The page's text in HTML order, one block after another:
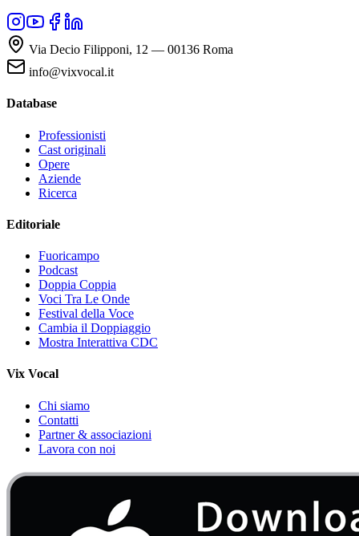
Via Decio Filipponi, 12 — 00136 Roma
info@vixvocal.it
Database
Professionisti
Cast originali
Opere
Aziende
Ricerca
Editoriale
Fuoricampo
Podcast
Doppia Coppia
Voci Tra Le Onde
Festival della Voce
Cambia il Doppiaggio
Mostra Interattiva CDC
Vix Vocal
Chi siamo
Contatti
Partner & associazioni
Lavora con noi